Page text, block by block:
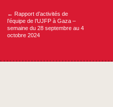
← Rapport d’activités de
l’équipe de l’UJFP à Gaza –
semaine du 28 septembre au 4
octobre 2024